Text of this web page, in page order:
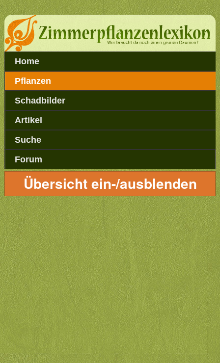
Home
Pflanzen
Schadbilder
Artikel
Suche
Forum
Übersicht ein-/ausblenden